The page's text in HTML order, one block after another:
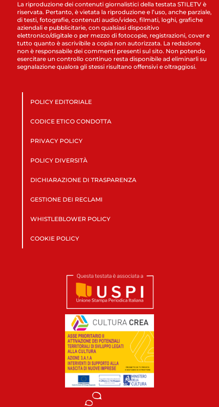
La riproduzione dei contenuti giornalistici della testata STILETV è
riservata. Pertanto, è vietata la riproduzione e l’uso, anche parziale,
di testi, fotografie, contenuti audio/video, filmati, loghi, grafiche
aziendali e pubblicitarie, con qualsiasi dispositivo
elettronico/digitale o per mezzo di fotocopie, registrazioni, cover e
tutto quanto è ascrivibile a copia non autorizzata. La redazione
non è responsabile dei commenti presenti sul sito. Non potendo
esercitare un controllo continuo resta disponibile ad eliminarli su
segnalazione qualora gli stessi risultano offensivi e oltraggiosi.
POLICY EDITORIALE
CODICE ETICO CONDOTTA
PRIVACY POLICY
POLICY DIVERSITÀ
DICHIARAZIONE DI TRASPARENZA
GESTIONE DEI RECLAMI
WHISTLEBLOWER POLICY
COOKIE POLICY